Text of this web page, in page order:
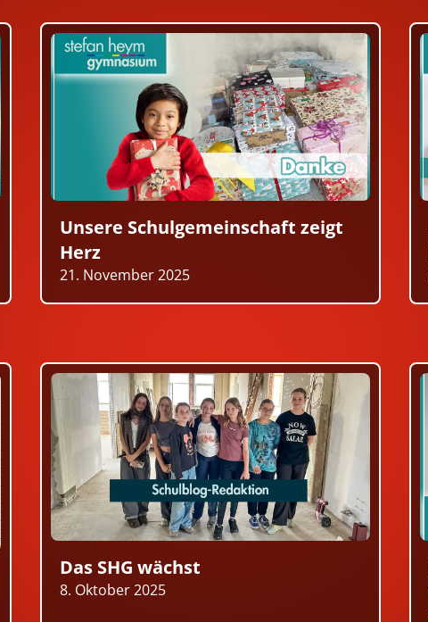
Unsere Schulgemeinschaft zeigt
Herz
21. November 2025
Das SHG wächst
8. Oktober 2025